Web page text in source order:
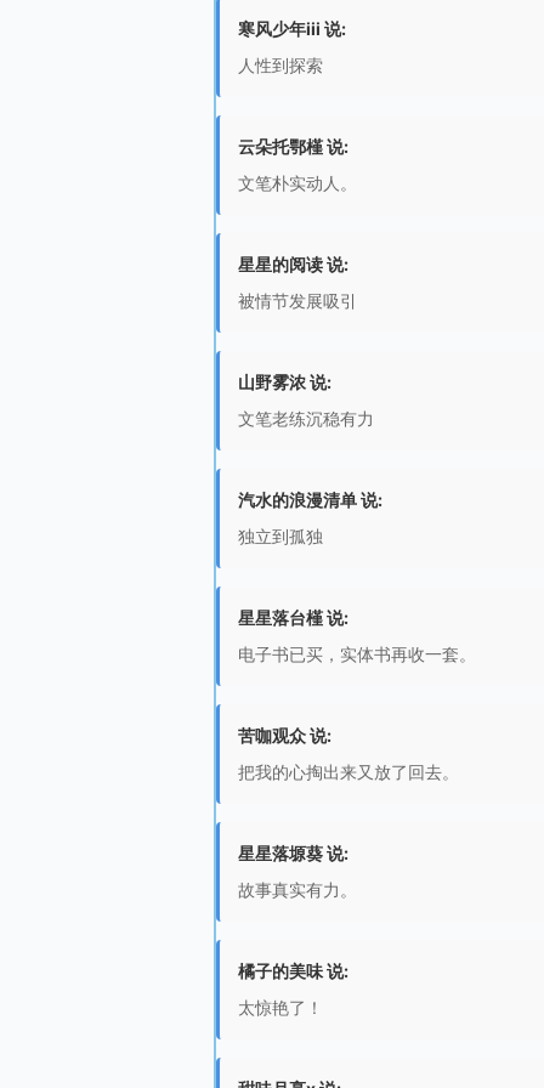
寒风少年iii 说:
人性到探索
云朵托鄂槿 说:
文笔朴实动人。
星星的阅读 说:
被情节发展吸引
山野雾浓 说:
文笔老练沉稳有力
汽水的浪漫清单 说:
独立到孤独
星星落台槿 说:
电子书已买，实体书再收一套。
苦咖观众 说:
把我的心掏出来又放了回去。
星星落塬葵 说:
故事真实有力。
橘子的美味 说:
太惊艳了！